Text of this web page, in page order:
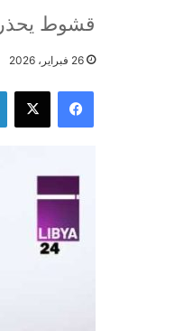
قشوط
26 فبراير، 2026
فيسبوك ‫X